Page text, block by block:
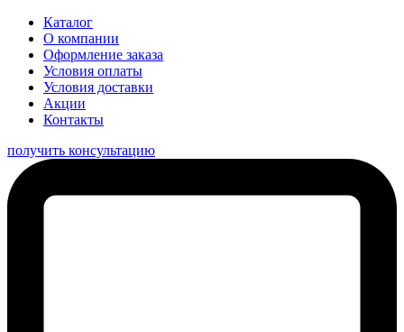
Каталог
О компании
Оформление заказа
Условия оплаты
Условия доставки
Акции
Контакты
получить консультацию